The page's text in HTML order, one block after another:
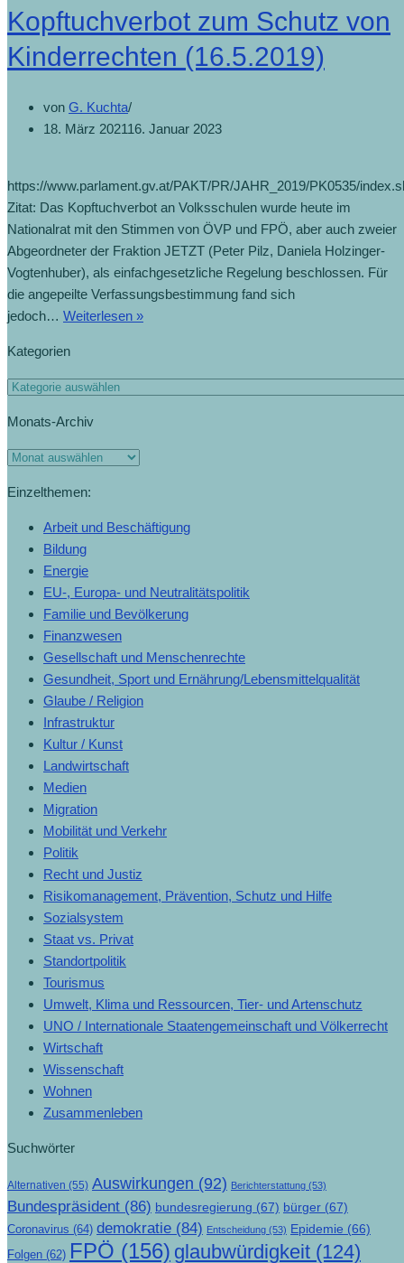
Kopftuchverbot zum Schutz von
Kinderrechten (16.5.2019)
von G. Kuchta
18. März 202116. Januar 2023
https://www.parlament.gv.at/PAKT/PR/JAHR_2019/PK0535/
Zitat: Das Kopftuchverbot an Volksschulen wurde heute im
Nationalrat mit den Stimmen von ÖVP und FPÖ, aber auch zweier
Abgeordneter der Fraktion JETZT (Peter Pilz, Daniela Holzinger-
Vogtenhuber), als einfachgesetzliche Regelung beschlossen. Für
die angepeilte Verfassungsbestimmung fand sich
jedoch… Weiterlesen »
Kategorien
Monats-Archiv
Einzelthemen:
Arbeit und Beschäftigung
Bildung
Energie
EU-, Europa- und Neutralitätspolitik
Familie und Bevölkerung
Finanzwesen
Gesellschaft und Menschenrechte
Gesundheit, Sport und Ernährung/Lebensmittelqualität
Glaube / Religion
Infrastruktur
Kultur / Kunst
Landwirtschaft
Medien
Migration
Mobilität und Verkehr
Politik
Recht und Justiz
Risikomanagement, Prävention, Schutz und Hilfe
Sozialsystem
Staat vs. Privat
Standortpolitik
Tourismus
Umwelt, Klima und Ressourcen, Tier- und Artenschutz
UNO / Internationale Staatengemeinschaft und Völkerrecht
Wirtschaft
Wissenschaft
Wohnen
Zusammenleben
Suchwörter
Alternativen (55) Auswirkungen (92) Berichterstattung (53)
Bundespräsident (86) bundesregierung (67) bürger (67)
Coronavirus (64) demokratie (84) Entscheidung (53) Epidemie (66)
Folgen (62) FPÖ (156) glaubwürdigkeit (124)